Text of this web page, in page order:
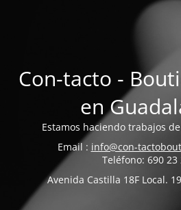
Con-tacto -
en
Estamos haciendo trabajos
Email : info@con-
Teléfono: 690 23
Avenida Castilla 18F Local.